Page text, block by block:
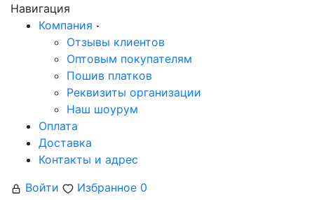
Навигация
Компания
Отзывы клиентов
Оптовым покупателям
Пошив платков
Реквизиты организации
Наш шоурум
Оплата
Доставка
Контакты и адрес
Войти
Избранное 0